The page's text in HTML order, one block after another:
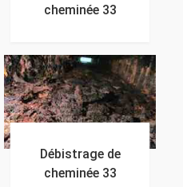
cheminée 33
Débistrage de
cheminée 33